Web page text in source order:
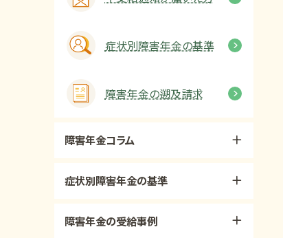
症状別障害年金の基準
障害年金の遡及請求
障害年金コラム
症状別障害年金の基準
障害年金の受給事例